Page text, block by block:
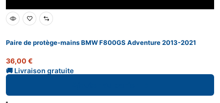
Paire de protège-mains BMW F800GS Adventure 2013-2021
36,00 €